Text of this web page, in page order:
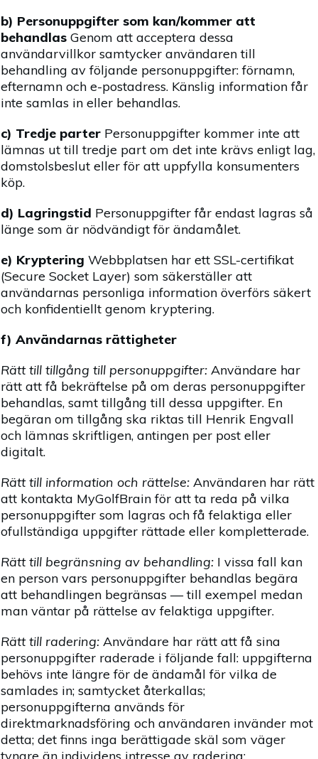
b) Personuppgifter som kan/kommer att
behandlas Genom att acceptera dessa
användarvillkor samtycker användaren till
behandling av följande personuppgifter: förnamn,
efternamn och e-postadress. Känslig information får
inte samlas in eller behandlas.
c) Tredje parter Personuppgifter kommer inte att
lämnas ut till tredje part om det inte krävs enligt lag,
domstolsbeslut eller för att uppfylla konsumenters
köp.
d) Lagringstid Personuppgifter får endast lagras så
länge som är nödvändigt för ändamålet.
e) Kryptering Webbplatsen har ett SSL-certifikat
(Secure Socket Layer) som säkerställer att
användarnas personliga information överförs säkert
och konfidentiellt genom kryptering.
f) Användarnas rättigheter
Rätt till tillgång till personuppgifter: Användare har
rätt att få bekräftelse på om deras personuppgifter
behandlas, samt tillgång till dessa uppgifter. En
begäran om tillgång ska riktas till Henrik Engvall
och lämnas skriftligen, antingen per post eller
digitalt.
Rätt till information och rättelse: Användaren har rätt
att kontakta MyGolfBrain för att ta reda på vilka
personuppgifter som lagras och få felaktiga eller
ofullständiga uppgifter rättade eller kompletterade.
Rätt till begränsning av behandling: I vissa fall kan
en person vars personuppgifter behandlas begära
att behandlingen begränsas — till exempel medan
man väntar på rättelse av felaktiga uppgifter.
Rätt till radering: Användare har rätt att få sina
personuppgifter raderade i följande fall: uppgifterna
behövs inte längre för de ändamål för vilka de
samlades in; samtycket återkallas;
personuppgifterna används för
direktmarknadsföring och användaren invänder mot
detta; det finns inga berättigade skäl som väger